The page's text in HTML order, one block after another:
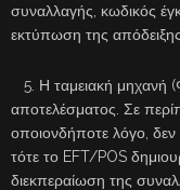
συναλλαγής, κωδικός
εκτύπωση της
5. Η ταμειακή μηχανή
αποτελέσματος. Σε
οποιονδήποτε λόγο,
τότε το EFT/POS
διεκπεραίωση της